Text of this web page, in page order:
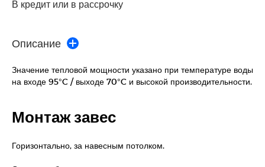
В кредит или в рассрочку
Описание
Значение тепловой мощности указано при температуре воды
на входе 95°C / выходе 70°C и высокой производительности.
Монтаж завес
Горизонтально, за навесным потолком.